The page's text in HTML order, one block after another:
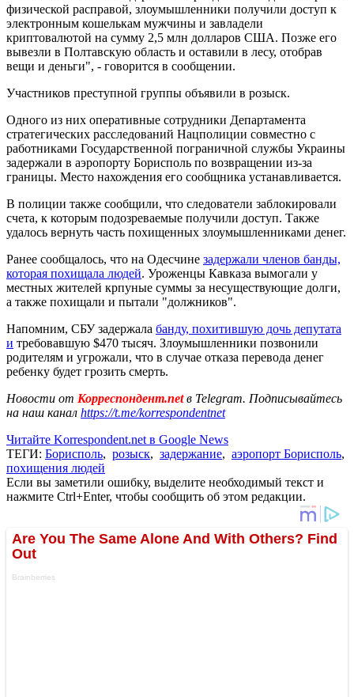
физической расправой, злоумышленники получили доступ к
электронным кошелькам мужчины и завладели
криптовалютой на сумму 2,5 млн долларов США. Позже его
вывезли в Полтавскую область и оставили в лесу, отобрав
вещи и деньги", - говорится в сообщении.
Участников преступной группы объявили в розыск.
Одного из них оперативные сотрудники Департамента
стратегических расследований Нацполиции совместно с
работниками Государственной пограничной службы Украины
задержали в аэропорту Борисполь по возвращении из-за
границы. Место нахождения его сообщника устанавливается.
В полиции также сообщили, что следователи заблокировали
счета, к которым подозреваемые получили доступ. Также
удалось вернуть часть похищенных злоумышленниками денег.
Ранее сообщалось, что на Одесчине задержали членов банды,
которая похищала людей. Уроженцы Кавказа вымогали у
местных жителей крпуные суммы за несуществующие долги,
а также похищали и пытали "должников".
Напомним, СБУ задержала банду, похитившую дочь депутата
и требовавшую $470 тысяч. Злоумышленники позвонили
родителям и угрожали, что в случае отказа перевода денег
ребенку будет грозить смерть.
Новости от Корреспондент.netв Telegram. Подписывайтесь
на наш канал https://t.me/korrespondentnet
Читайте Korrespondent.net в Google News
ТЕГИ: Борисполь, розыск, задержание, аэропорт Борисполь,
похищения людей
Если вы заметили ошибку, выделите необходимый текст и
нажмите Ctrl+Enter, чтобы сообщить об этом редакции.